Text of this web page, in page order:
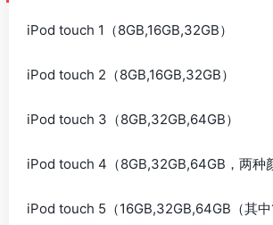
iPod touch 1（8GB,16GB,32GB）
iPod touch 2（8GB,16GB,32GB）
iPod touch 3（8GB,32GB,64GB）
iPod touch 4（8GB,32GB,64GB，两种
iPod touch 5（16GB,32GB,64GB（其